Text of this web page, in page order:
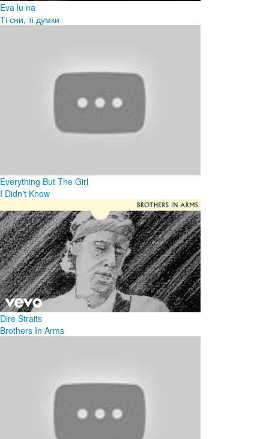
Eva lu na
Ті сни, ті думки
Everything But The Girl
I Didn't Know
Dire Straits
Brothers In Arms